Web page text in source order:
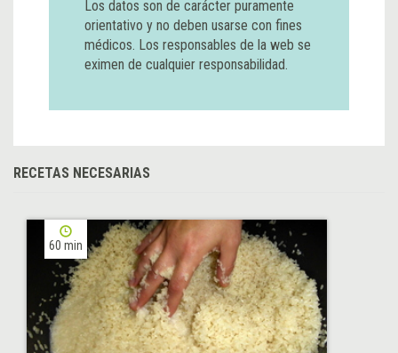
Los datos son de carácter puramente
orientativo y no deben usarse con fines
médicos. Los responsables de la web se
eximen de cualquier responsabilidad.
RECETAS NECESARIAS
60 min